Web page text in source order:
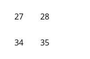
27 28
34 35